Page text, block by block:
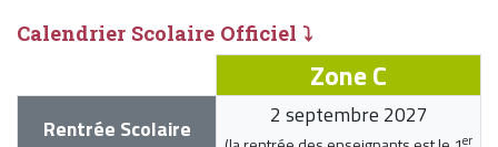
Calendrier Scolaire Officiel ⤵
Zone C
Rentrée Scolaire
2 septembre 2027
er